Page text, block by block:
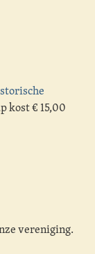
kost € 15,00
vereniging.